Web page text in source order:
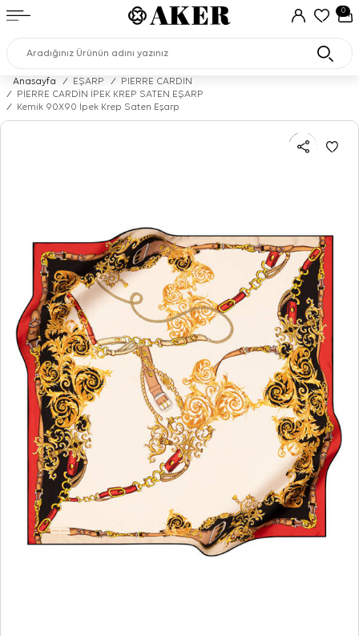
0
Anasayfa / EŞARP /
PIERRE CARDIN
/
PİERRE CARDİN İPEK KREP SATEN EŞARP
/
Kemik 90X90 İpek Krep Saten Eşarp